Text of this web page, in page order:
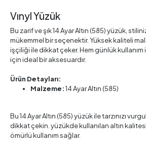
Vınyl Yüzük
Bu zarif ve şık 14 Ayar Altın (585) yüzük,
mükemmel bir seçenektir. Yüksek kaliteli
işçiliği ile dikkat çeker. Hem günlük
için ideal bir aksesuardır.
Ürün Detayları:
Malzeme:14 Ayar Altın (585)
Bu 14 Ayar Altın (585) yüzük ile tarzınızı
dikkat çekin. yüzükde kullanılan altın
ömürlü kullanım sağlar.